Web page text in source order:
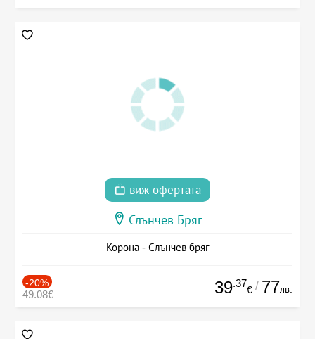
виж офертата
Слънчев Бряг
Корона - Слънчев бряг
-20%
49.08€ 39.37
€ / 77лв.